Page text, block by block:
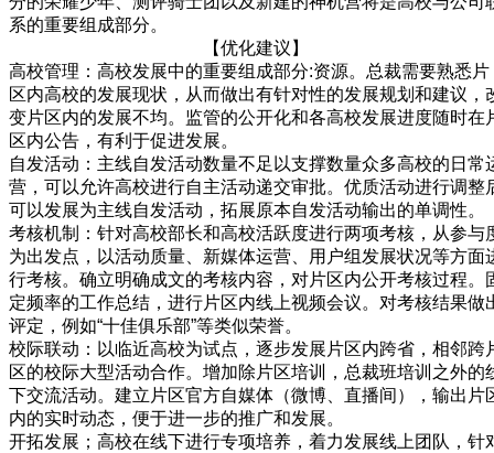
系的重要组成部分。
【优化建议】
高校管理：高校发展中的重要组成部分:资源。总裁需要熟悉片
区内高校的发展现状，从而做出有针对性的发展规划和建议，
变片区内的发展不均。监管的公开化和各高校发展进度随时在
区内公告，有利于促进发展。
自发活动：主线自发活动数量不足以支撑数量众多高校的日常
营，可以允许高校进行自主活动递交审批。优质活动进行调整
可以发展为主线自发活动，拓展原本自发活动输出的单调性。
考核机制：针对高校部长和高校活跃度进行两项考核，从参与
为出发点，以活动质量、新媒体运营、用户组发展状况等方面
行考核。确立明确成文的考核内容，对片区内公开考核过程。
定频率的工作总结，进行片区内线上视频会议。对考核结果做
评定，例如“十佳俱乐部”等类似荣誉。
校际联动：以临近高校为试点，逐步发展片区内跨省，相邻跨
区的校际大型活动合作。增加除片区培训，总裁班培训之外的
下交流活动。建立片区官方自媒体（微博、直播间），输出片
内的实时动态，便于进一步的推广和发展。
开拓发展；高校在线下进行专项培养，着力发展线上团队，针